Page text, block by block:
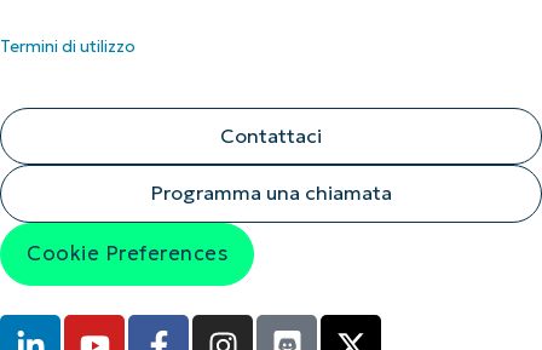
Termini di utilizzo
Contattaci
Programma una chiamata
Cookie Preferences